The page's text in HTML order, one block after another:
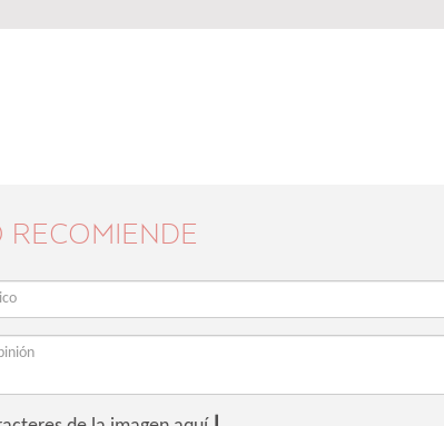
RECOMIENDE